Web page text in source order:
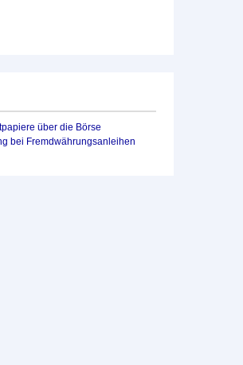
über die Börse
bei Fremdwährungsanleihen